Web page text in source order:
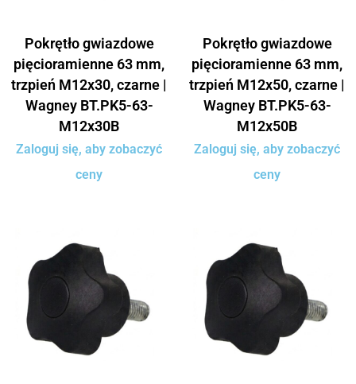
Pokrętło gwiazdowe
pięcioramienne 63 mm,
trzpień M12x30, czarne |
Wagney BT.PK5-63-
M12x30B
Zaloguj się, aby zobaczyć
ceny
Pokrętło gwiazdowe
pięcioramienne 63 mm,
trzpień M12x50, czarne |
Wagney BT.PK5-63-
M12x50B
Zaloguj się, aby zobaczyć
ceny